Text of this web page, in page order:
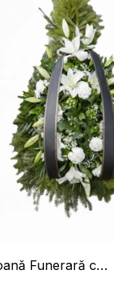
Funerară cu